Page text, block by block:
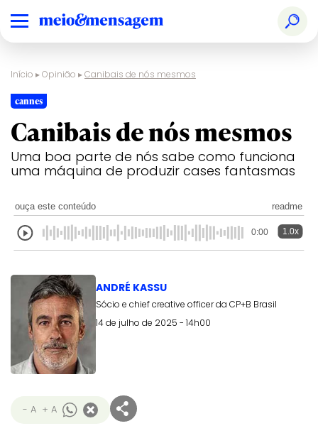
Início ▸Opinião ▸Canibais de nós mesmos
cannes
Canibais de nós mesmos
Uma boa parte de nós sabe como funciona
uma máquina de produzir cases fantasmas
ouça este conteúdo readme
0:00 1.0x
ANDRÉ KASSU
Sócio e chief creative officer da CP+B Brasil
14 de julho de 2025 - 14h00
- A + A